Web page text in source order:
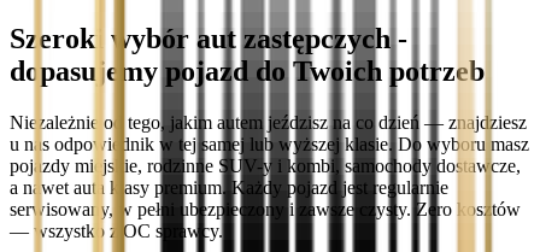
Szeroki wybór aut zastępczych -
dopasujemy pojazd do Twoich potrzeb
Niezależnie od tego, jakim autem jeździsz na co dzień — znajdziesz
u nas odpowiednik w tej samej lub wyższej klasie. Do wyboru masz
pojazdy miejskie, rodzinne SUV-y i kombi, samochody dostawcze,
a nawet auta klasy premium. Każdy pojazd jest regularnie
serwisowany, w pełni ubezpieczony i zawsze czysty. Zero kosztów
— wszystko z OC sprawcy.